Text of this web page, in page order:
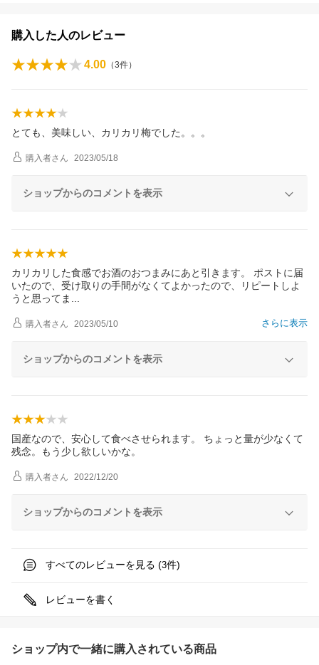
購入した人のレビュー
4.00 （3件）
とても、美味しい、カリカリ梅でした。。。
購入者さん 2023/05/18
ショップからのコメントを表示
カリカリした食感でお酒のおつまみにあと引きます。 ポストに届
いたので、受け取りの手間がなくてよかったので、リピートしよ
うと思って ま
さらに表示
購入者さん 2023/05/10
ショップからのコメントを表示
国産なので、安心して食べさせられます。 ちょっと量が少なくて
残念。もう少し欲しいかな。
購入者さん 2022/12/20
ショップからのコメントを表示
すべてのレビューを見る (3件)
レビューを書く
ショップ内で一緒に購入されている商品